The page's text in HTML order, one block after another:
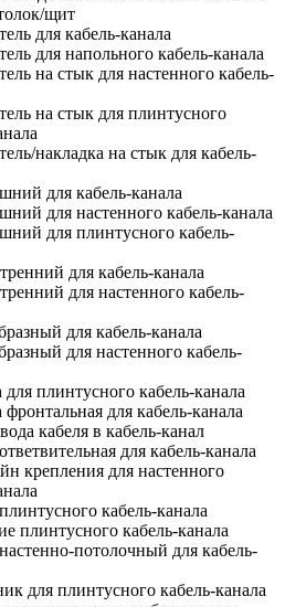
щит
для кабель-канала
для напольного кабель-канала
на стык для настенного кабель-
на стык для плинтусного
накладка на стык для кабель-
для кабель-канала
для настенного кабель-канала
для плинтусного кабель-
для кабель-канала
для настенного кабель-
для кабель-канала
для настенного кабель-
для плинтусного кабель-канала
фронтальная для кабель-канала
кабеля в кабель-канал
для кабель-канала
крепления для настенного
кабель-канала
плинтусного кабель-канала
потолочный для кабель-
для плинтусного кабель-канала